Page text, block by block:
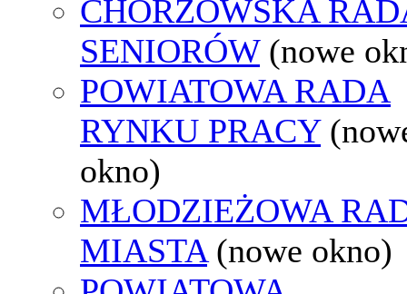
CHORZOWSKA
SENIORÓW (nowe
POWIATOWA RADA
RYNKU PRACY
okno)
MŁODZIEŻOWA
MIASTA (nowe okno)